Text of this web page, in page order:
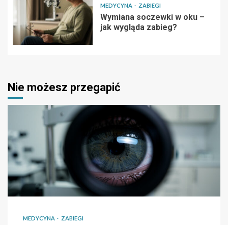
MEDYCYNA ZABIEGI
Wymiana soczewki w oku –
jak wygląda zabieg?
Nie możesz przegapić
MEDYCYNA ZABIEGI